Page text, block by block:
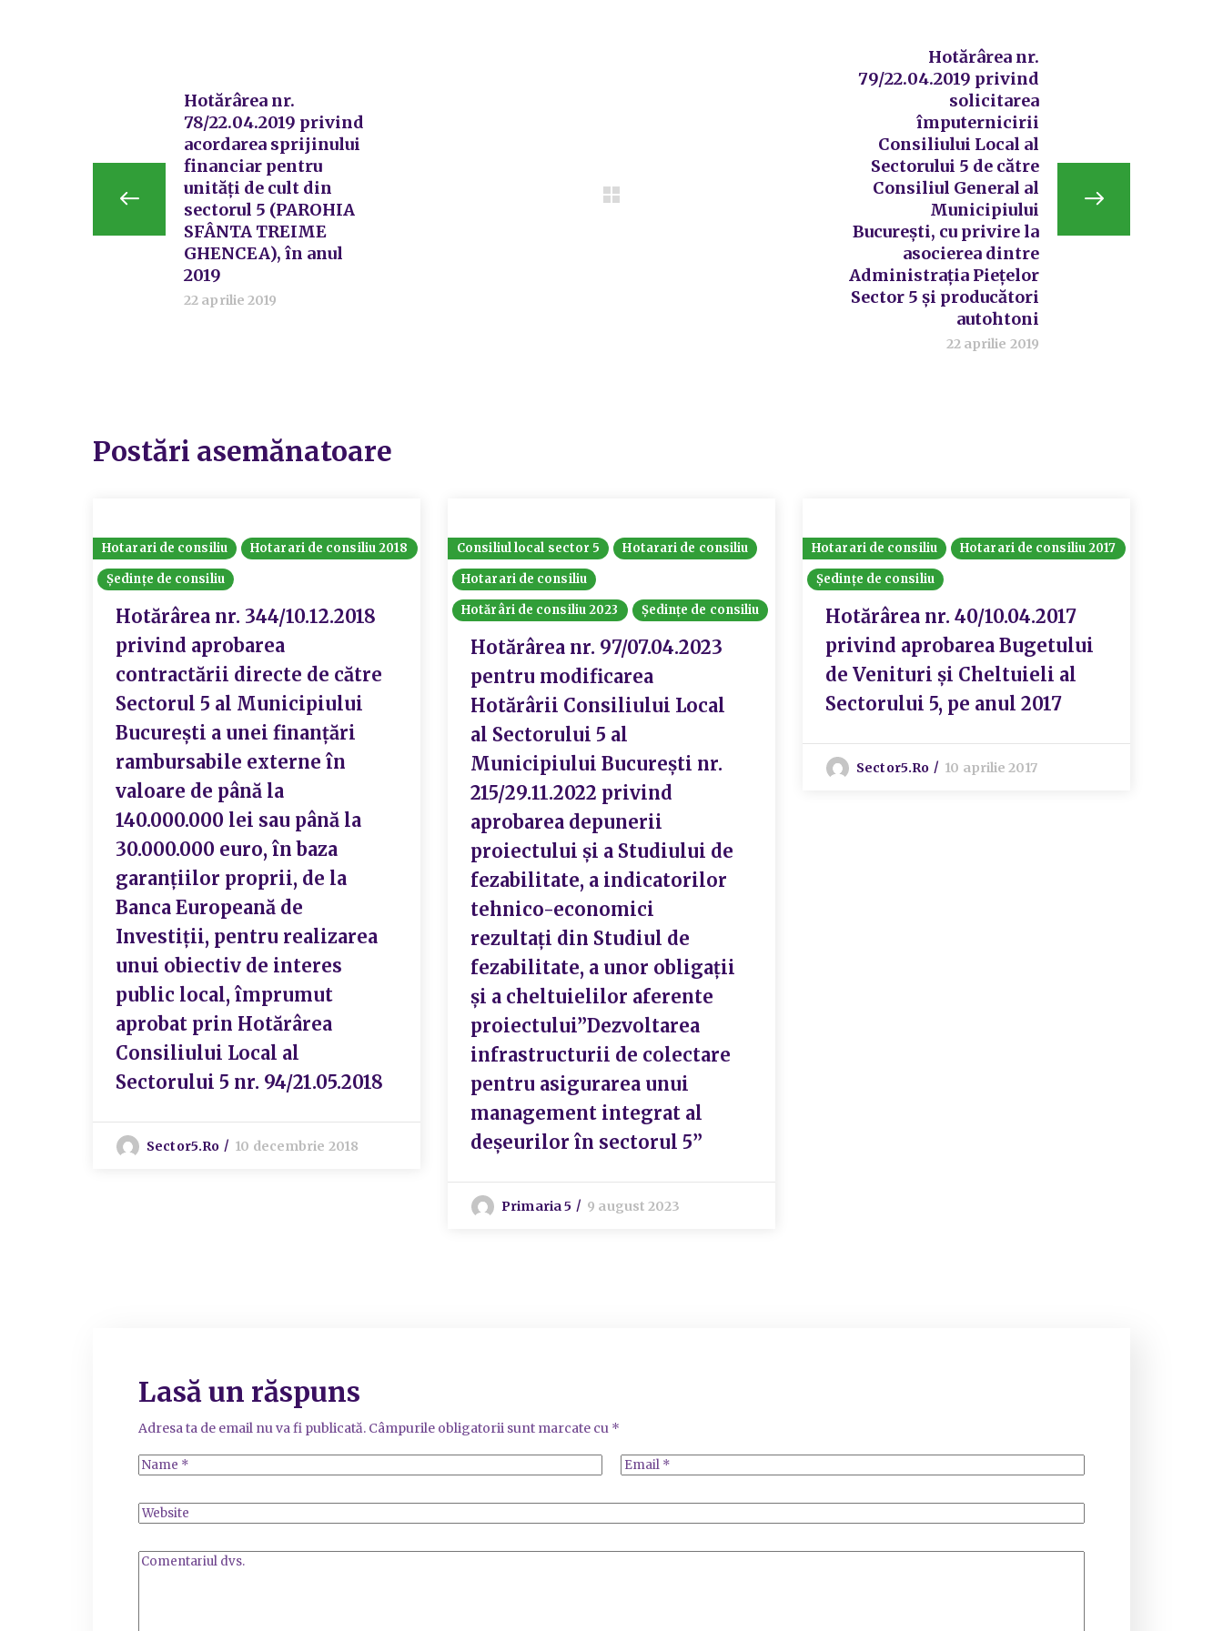
Hotărârea nr.
78/22.04.2019 privind
acordarea sprijinului
financiar pentru
unități de cult din
sectorul 5 (PAROHIA
SFÂNTA TREIME
GHENCEA), în anul
2019
22 aprilie 2019
Hotărârea nr.
79/22.04.2019 privind
solicitarea
împuternicirii
Consiliului Local al
Sectorului 5 de către
Consiliul General al
Municipiului
București, cu privire la
asocierea dintre
Administrația Piețelor
Sector 5 și producători
autohtoni
22 aprilie 2019
Postări asemănatoare
Hotarari de consiliu
Hotarari de consiliu 2018
Ședințe de consiliu
Hotărârea nr. 344/10.12.2018
privind aprobarea
contractării directe de către
Sectorul 5 al Municipiului
Bucureşti a unei finanţări
rambursabile externe în
valoare de până la
140.000.000 lei sau până la
30.000.000 euro, în baza
garanţiilor proprii, de la
Banca Europeană de
Investiţii, pentru realizarea
unui obiectiv de interes
public local, împrumut
aprobat prin Hotărârea
Consiliului Local al
Sectorului 5 nr. 94/21.05.2018
Sector5.ro 10 decembrie 2018
Consiliul local sector 5
Hotarari de consiliu
Hotarari de consiliu
Hotărâri de consiliu 2023
Ședințe de consiliu
Hotărârea nr. 97/07.04.2023
pentru modificarea
Hotărârii Consiliului Local
al Sectorului 5 al
Municipiului București nr.
215/29.11.2022 privind
aprobarea depunerii
proiectului și a Studiului de
fezabilitate, a indicatorilor
tehnico-economici
rezultați din Studiul de
fezabilitate, a unor obligații
și a cheltuielilor aferente
proiectului”Dezvoltarea
infrastructurii de colectare
pentru asigurarea unui
management integrat al
deșeurilor în sectorul 5”
Primaria 5 9 august 2023
Hotarari de consiliu
Hotarari de consiliu 2017
Ședințe de consiliu
Hotărârea nr. 40/10.04.2017
privind aprobarea Bugetului
de Venituri și Cheltuieli al
Sectorului 5, pe anul 2017
Sector5.ro 10 aprilie 2017
Lasă un răspuns
Adresa ta de email nu va fi publicată. Câmpurile obligatorii sunt marcate cu *